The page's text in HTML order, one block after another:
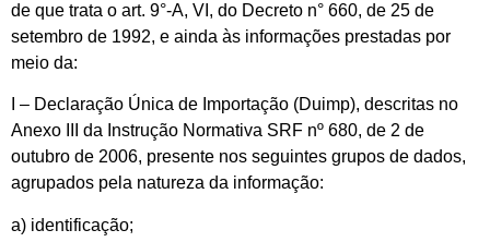
de que trata o art. 9°-A, VI, do Decreto n° 660, de 25 de
setembro de 1992, e ainda às informações prestadas por
meio da:
I – Declaração Única de Importação (Duimp), descritas no
Anexo III da Instrução Normativa SRF nº 680, de 2 de
outubro de 2006, presente nos seguintes grupos de dados,
agrupados pela natureza da informação:
a) identificação;